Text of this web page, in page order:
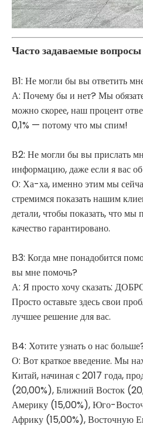
Часто задаваемые вопросы
В1: Не могли бы вы ответить
А: Почему бы и нет? Мы
можно скорее, наш процент
0,1% — потому что мы спим!
В2: Не могли бы вы прислать
информацию, даже если я вас
О: Ха-ха, именно этим мы
стремимся показать нашим
детали, чтобы показать, что
качество гарантировано.
В3: Когда мне понадобится
вы мне помочь?
А: Я просто хочу сказать:
Просто оставьте здесь свои
лучшее решение для вас.
В4: Хотите узнать о нас
О: Вот краткое введение. Мы
Китай, начиная с 2017 года,
(20,00%), Ближний Восток
Америку (15,00%), Юго-
Африку (15,00%), Восточную